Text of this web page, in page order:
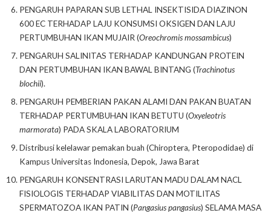
PENGARUH PAPARAN SUB LETHAL INSEKTISIDA DIAZINON
600 EC TERHADAP LAJU KONSUMSI OKSIGEN DAN LAJU
PERTUMBUHAN IKAN MUJAIR (Oreochromis mossambicus)
PENGARUH SALINITAS TERHADAP KANDUNGAN PROTEIN
DAN PERTUMBUHAN IKAN BAWAL BINTANG (Trachinotus
blochii).
PENGARUH PEMBERIAN PAKAN ALAMI DAN PAKAN BUATAN
TERHADAP PERTUMBUHAN IKAN BETUTU (Oxyeleotris
marmorata) PADA SKALA LABORATORIUM
Distribusi kelelawar pemakan buah (Chiroptera, Pteropodidae) di
Kampus Universitas Indonesia, Depok, Jawa Barat
PENGARUH KONSENTRASI LARUTAN MADU DALAM NACL
FISIOLOGIS TERHADAP VIABILITAS DAN MOTILITAS
SPERMATOZOA IKAN PATIN (Pangasius pangasius) SELAMA MASA